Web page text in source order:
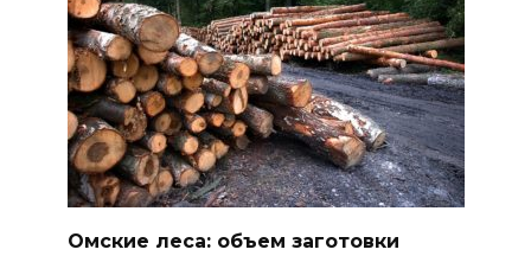
Омские леса: объем заготовки